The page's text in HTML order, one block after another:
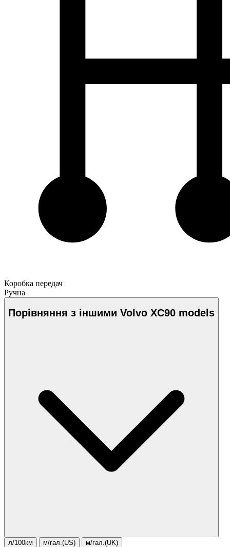
Коробка передач
Ручна
Порівняння з іншими Volvo XC90 models
л/100км м/гал.(US) м/гал.(UK)